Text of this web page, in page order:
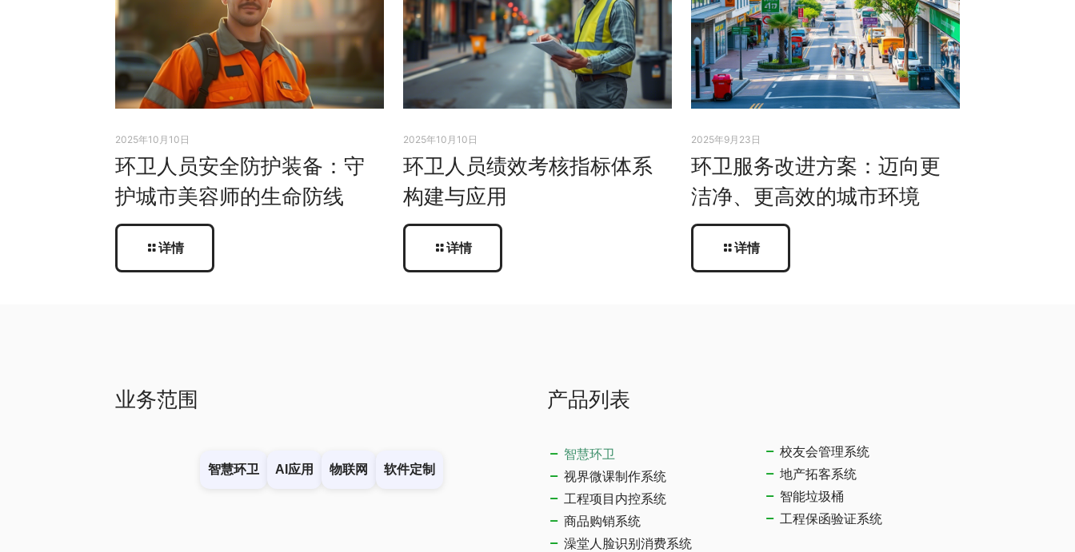
2025年10月10日
环卫人员安全防护装备：守
护城市美容师的生命防线
详情
2025年10月10日
环卫人员绩效考核指标体系
构建与应用
详情
2025年9月23日
环卫服务改进方案：迈向更
洁净、更高效的城市环境
详情
业务范围
智慧环卫 AI应用 物联网 软件定制
产品列表
智慧环卫
视界微课制作系统
工程项目内控系统
商品购销系统
澡堂人脸识别消费系统
校友会管理系统
地产拓客系统
智能垃圾桶
工程保函验证系统